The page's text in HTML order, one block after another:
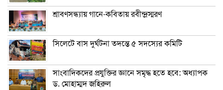
শ্রাবণসন্ধ্যায় গানে-কবিতায় রবীন্দ্রস্মরণ
সিলেটে বাস দুর্ঘটনা তদন্তে ৫ সদস্যের কমিটি
সাংবাদিকদের প্রযুক্তির জ্ঞানে সমৃদ্ধ হতে হবে: অধ্যাপক
ড. মোহাম্মদ জহিরুল